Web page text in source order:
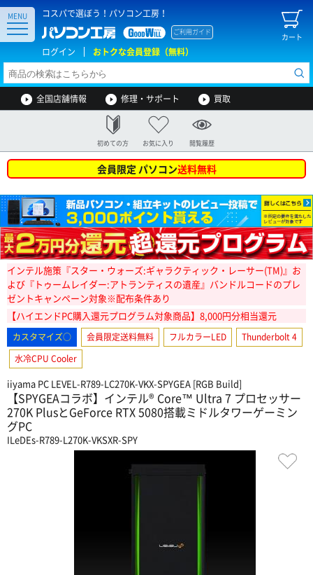
コスパで選ぼう！パソコン工房！
カート
ご利用ガイド
ログイン おトクな会員登録（無料）
MENU
全国店舗情報 修理・サポート 買取
初めての方 お気に入り 閲覧履歴
会員限定 パソコン送料無料
インテル施策『スター・ウォーズ:ギャラクティック・レーサー(TM)』お
よび『トゥームレイダー:アトランティスの遺産』バンドルコードのプレ
ゼントキャンペーン対象※配布条件あり
【ハイエンドPC購入還元プログラム対象商品】8,000円分相当還元
カスタマイズ○ 会員限定送料無料 フルカラーLED
Thunderbolt 4
水冷CPU Cooler
iiyama PC LEVEL-R789-LC270K-VKX-SPYGEA [RGB Build]
【SPYGEAコラボ】インテル® Core™ Ultra 7 プロセッサー
270K PlusとGeForce RTX 5080搭載ミドルタワーゲーミン
グPC
ILeDEs-R789-L270K-VKSXR-SPY